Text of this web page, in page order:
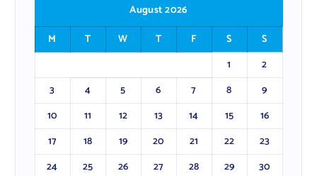
August 2026
M
T W T F S
S
1
2
3
4 5 6 7 8
9
10
11 12 13 14 15
16
17
18 19 20 21 22
23
24
25 26 27 28 29
30